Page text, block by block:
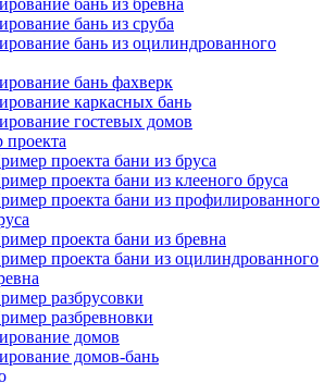
бань из бревна
бань из сруба
бань из оцилиндрованного
бань фахверк
каркасных бань
гостевых домов
проекта бани из бруса
проекта бани из клееного бруса
проекта бани из профилированного
проекта бани из бревна
проекта бани из оцилиндрованного
разбрусовки
разбревновки
домов
домов-бань